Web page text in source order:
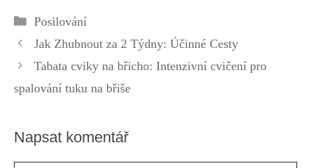
kondici
Rubriky
Posilování
Jak Zhubnout za 2 Týdny: Účinné Cesty
Tabata cviky na břicho: Intenzivní cvičení pro
spalování tuku na břiše
Napsat komentář